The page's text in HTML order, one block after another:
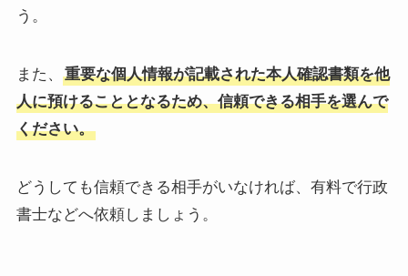
う。
また、
重要な個人情報が記載された本人確認書類を他
人に預けることとなるため、信頼できる相手を選んで
ください。
どうしても信頼できる相手がいなければ、有料で行政
書士などへ依頼しましょう。